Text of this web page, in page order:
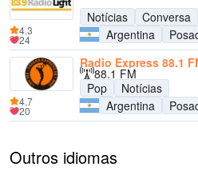
Notícias
Conversa
Argentina
4.3
24
Radio Express 88.1
88.1 FM
Pop
Notícias
Argentina
4.7
20
Outros idiomas